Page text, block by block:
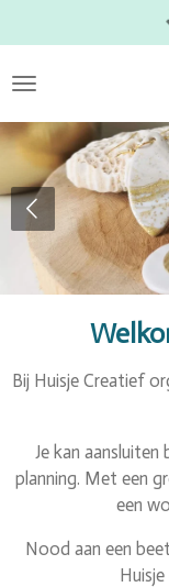
direct
naar
hoofdinhoud
Bij Huisje Creatief
Je kan
planning. Met een
een
Nood aan een